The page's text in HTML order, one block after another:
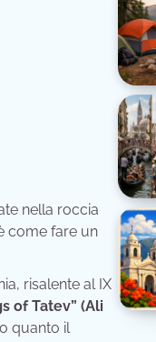
nella roccia
come fare un
risalente al IX
of Tatev” (Ali
quanto il